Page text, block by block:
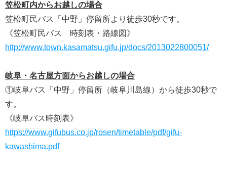
笠松町内からお越しの場合
笠松町民バス「中野」停留所より徒歩30秒です。
《笠松町民バス 時刻表・路線図》
http://www.town.kasamatsu.gifu.jp/docs/2013022800051/
岐阜・名古屋方面からお越しの場合
①岐阜バス「中野」停留所（岐阜川島線）から徒歩30秒で
す。
《岐阜バス時刻表》
https://www.gifubus.co.jp/rosen/timetable/pdf/gifu-
kawashima.pdf